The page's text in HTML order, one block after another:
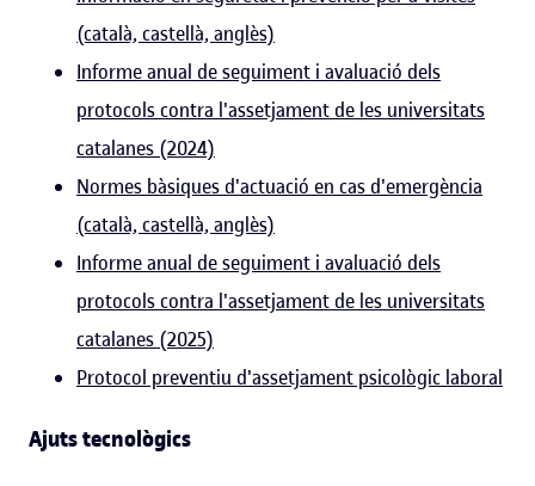
(català, castellà, anglès)
Informe anual de seguiment i avaluació dels
protocols contra l'assetjament de les universitats
catalanes (2024)
Normes bàsiques d'actuació en cas d'emergència
(català, castellà, anglès)
Informe anual de seguiment i avaluació dels
protocols contra l'assetjament de les universitats
catalanes (2025)
Protocol preventiu d'assetjament psicològic laboral
Ajuts tecnològics